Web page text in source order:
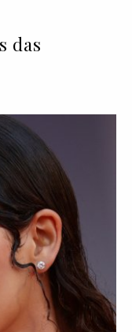
das